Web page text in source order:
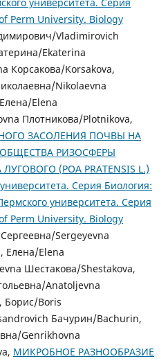
Perm University. Biology
Vladimirovich
Ekaterina
Корсакова/Korsakova,
Nikolaevna
Elena
Плотникова/Plotnikova,
ЗАСОЛЕНИЯ ПОЧВЫ НА
РИЗОСФЕРЫ
(POA PRATENSIS L.)
Серия Биология:
университета. Серия
Perm University. Biology
Sergeyevna
Елена/Elena
Шестакова/Shestakova,
Anatoljevna
Борис/Boris
Бачурин/Bachurin,
Genrikhovna
МИКРОБНОЕ РАЗНООБРАЗИЕ